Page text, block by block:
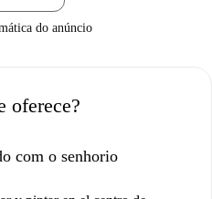
do anúncio
oferece?
com o senhorio